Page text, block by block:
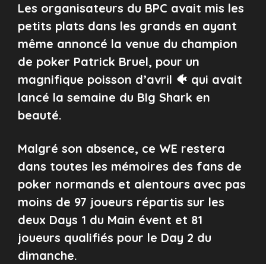
Les organisateurs du BPC avait mis les
petits plats dans les grands en ayant
même annoncé la venue du champion
de poker Patrick Bruel, pour un
magnifique poisson d’avril 🐠 qui avait
lancé la semaine du BIg Shark en
beauté.
Malgré son absence, ce WE restera
dans toutes les mémoires des fans de
poker normands et alentours avec pas
moins de 97 joueurs répartis sur les
deux Days 1 du Main évent et 81
joueurs qualifiés pour le Day 2 du
dimanche.